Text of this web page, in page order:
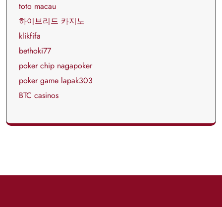
toto macau
하이브리드 카지노
klikfifa
bethoki77
poker chip nagapoker
poker game lapak303
BTC casinos